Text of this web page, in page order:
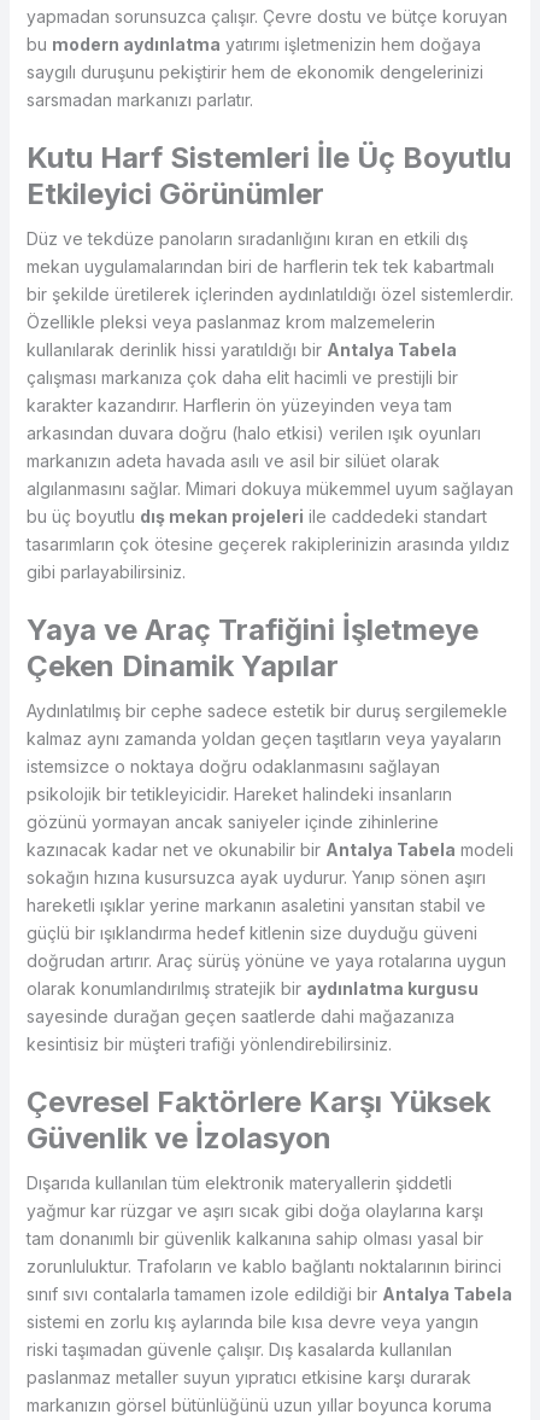
yapmadan sorunsuzca çalışır. Çevre dostu ve bütçe koruyan
bu modern aydınlatma yatırımı işletmenizin hem doğaya
saygılı duruşunu pekiştirir hem de ekonomik dengelerinizi
sarsmadan markanızı parlatır.
Kutu Harf Sistemleri İle Üç Boyutlu
Etkileyici Görünümler
Düz ve tekdüze panoların sıradanlığını kıran en etkili dış
mekan uygulamalarından biri de harflerin tek tek kabartmalı
bir şekilde üretilerek içlerinden aydınlatıldığı özel sistemlerdir.
Özellikle pleksi veya paslanmaz krom malzemelerin
kullanılarak derinlik hissi yaratıldığı bir Antalya Tabela
çalışması markanıza çok daha elit hacimli ve prestijli bir
karakter kazandırır. Harflerin ön yüzeyinden veya tam
arkasından duvara doğru (halo etkisi) verilen ışık oyunları
markanızın adeta havada asılı ve asil bir silüet olarak
algılanmasını sağlar. Mimari dokuya mükemmel uyum sağlayan
bu üç boyutlu dış mekan projeleri ile caddedeki standart
tasarımların çok ötesine geçerek rakiplerinizin arasında yıldız
gibi parlayabilirsiniz.
Yaya ve Araç Trafiğini İşletmeye
Çeken Dinamik Yapılar
Aydınlatılmış bir cephe sadece estetik bir duruş sergilemekle
kalmaz aynı zamanda yoldan geçen taşıtların veya yayaların
istemsizce o noktaya doğru odaklanmasını sağlayan
psikolojik bir tetikleyicidir. Hareket halindeki insanların
gözünü yormayan ancak saniyeler içinde zihinlerine
kazınacak kadar net ve okunabilir bir Antalya Tabela modeli
sokağın hızına kusursuzca ayak uydurur. Yanıp sönen aşırı
hareketli ışıklar yerine markanın asaletini yansıtan stabil ve
güçlü bir ışıklandırma hedef kitlenin size duyduğu güveni
doğrudan artırır. Araç sürüş yönüne ve yaya rotalarına uygun
olarak konumlandırılmış stratejik bir aydınlatma kurgusu
sayesinde durağan geçen saatlerde dahi mağazanıza
kesintisiz bir müşteri trafiği yönlendirebilirsiniz.
Çevresel Faktörlere Karşı Yüksek
Güvenlik ve İzolasyon
Dışarıda kullanılan tüm elektronik materyallerin şiddetli
yağmur kar rüzgar ve aşırı sıcak gibi doğa olaylarına karşı
tam donanımlı bir güvenlik kalkanına sahip olması yasal bir
zorunluluktur. Trafoların ve kablo bağlantı noktalarının birinci
sınıf sıvı contalarla tamamen izole edildiği bir Antalya Tabela
sistemi en zorlu kış aylarında bile kısa devre veya yangın
riski taşımadan güvenle çalışır. Dış kasalarda kullanılan
paslanmaz metaller suyun yıpratıcı etkisine karşı durarak
markanızın görsel bütünlüğünü uzun yıllar boyunca koruma